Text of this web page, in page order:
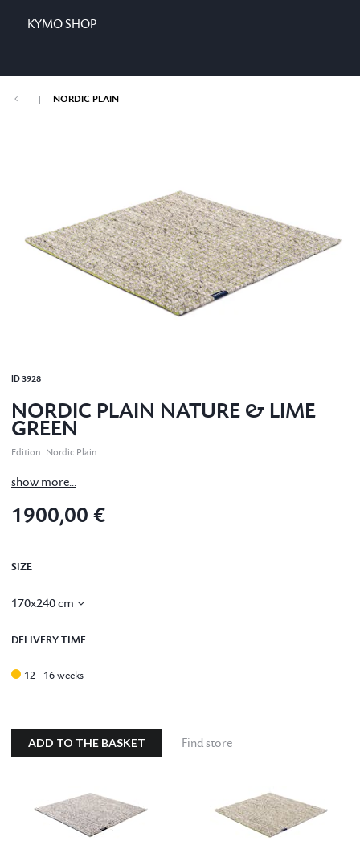
KYMO SHOP
| NORDIC PLAIN
ID3928
NORDIC PLAIN NATURE & LIME
GREEN
Edition: Nordic Plain
show more...
1900,00 €
SIZE
170x240 cm
DELIVERY TIME
12 - 16 weeks
ADD TO THE BASKET Find store